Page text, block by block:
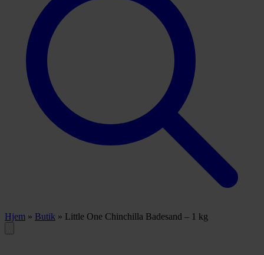
Hjem » Butik » Little One Chinchilla Badesand – 1 kg